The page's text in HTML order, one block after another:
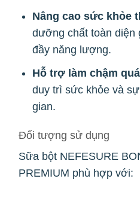
Nâng cao sức khỏe
dưỡng chất toàn diện
đầy năng lượng.
Hỗ trợ làm chậm
duy trì sức khỏe và
gian.
Đối tượng sử dụng
Sữa bột NEFESURE
PREMIUM phù hợp với: